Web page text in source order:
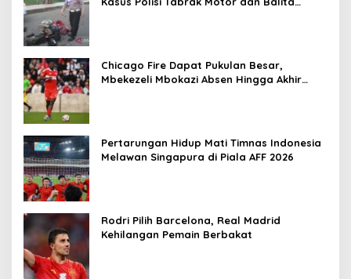
Chicago Fire Dapat Pukulan Besar,
Mbekezeli Mbokazi Absen Hingga Akhir
Pertarungan Hidup Mati Timnas Indonesia
Melawan Singapura di Piala AFF 2026
Rodri Pilih Barcelona, Real Madrid
Kehilangan Pemain Berbakat